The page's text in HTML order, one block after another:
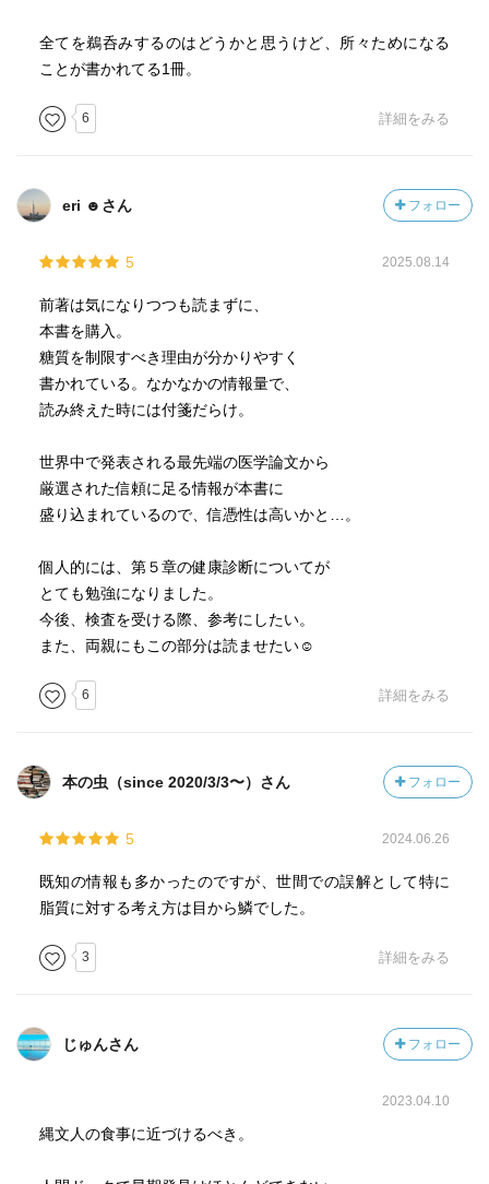
全てを鵜呑みするのはどうかと思うけど、所々ためになる
ことが書かれてる1冊。
6 詳細をみる
eri ☻さん フォロー
5 2025.08.14
前著は気になりつつも読まずに、
本書を購入。
糖質を制限すべき理由が分かりやすく
書かれている。なかなかの情報量で、
読み終えた時には付箋だらけ。
世界中で発表される最先端の医学論文から
厳選された信頼に足る情報が本書に
盛り込まれているので、信憑性は高いかと…。
個人的には、第５章の健康診断についてが
とても勉強になりました。
今後、検査を受ける際、参考にしたい。
また、両親にもこの部分は読ませたい☺︎
6 詳細をみる
本の虫（since 2020/3/3〜）さん フォロー
5 2024.06.26
既知の情報も多かったのですが、世間での誤解として特に
脂質に対する考え方は目から鱗でした。
3 詳細をみる
じゅんさん フォロー
2023.04.10
縄文人の食事に近づけるべき。